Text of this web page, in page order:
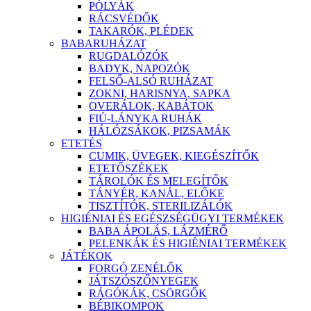
PÓLYÁK
RÁCSVÉDŐK
TAKARÓK, PLÉDEK
BABARUHÁZAT
RUGDALÓZÓK
BADYK, NAPOZÓK
FELSŐ-ALSÓ RUHÁZAT
ZOKNI, HARISNYA, SAPKA
OVERÁLOK, KABÁTOK
FIÚ-LÁNYKA RUHÁK
HÁLÓZSÁKOK, PIZSAMÁK
ETETÉS
CUMIK, ÜVEGEK, KIEGÉSZÍTŐK
ETETŐSZÉKEK
TÁROLÓK ÉS MELEGÍTŐK
TÁNYÉR, KANÁL, ELŐKE
TISZTÍTÓK, STERILIZÁLÓK
HIGIÉNIAI ÉS EGÉSZSÉGÜGYI TERMÉKEK
BABA ÁPOLÁS, LÁZMÉRŐ
PELENKÁK ÉS HIGIÉNIAI TERMÉKEK
JÁTÉKOK
FORGÓ ZENÉLŐK
JÁTSZÓSZŐNYEGEK
RÁGÓKÁK, CSÖRGŐK
BÉBIKOMPOK